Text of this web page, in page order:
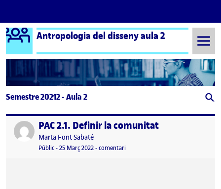
Saltar al contingut
Logo Ágora
Antropologia del disseny aula 2
Semestre 20212 - Aula 2
Publicat perPAC 2.1. Definir la comunitat
Publicat per
Marta Font Sabaté
Visibilitat:
Públic-Data de publicació
25 Març 20223 abril, 2022 3:53 pm
-comentariel PAC 2.1. Definir la comunitat